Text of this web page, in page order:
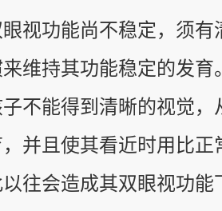
功能尚不稳定，须有
维持其功能稳定的发育
不能得到清晰的视觉，
并且使其看近时用比正
往会造成其双眼视功能